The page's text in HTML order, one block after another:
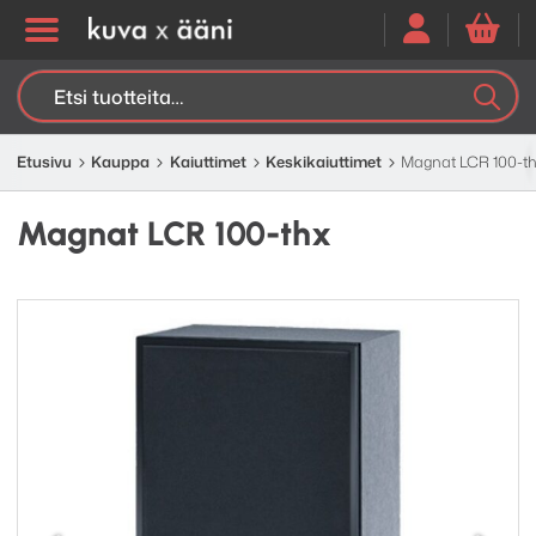
Etsi:
Etusivu Kauppa Kaiuttimet Keskikaiuttimet Magnat LCR 100-
Magnat LCR 100-thx